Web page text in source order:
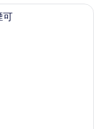
イート キングベッド 1
可